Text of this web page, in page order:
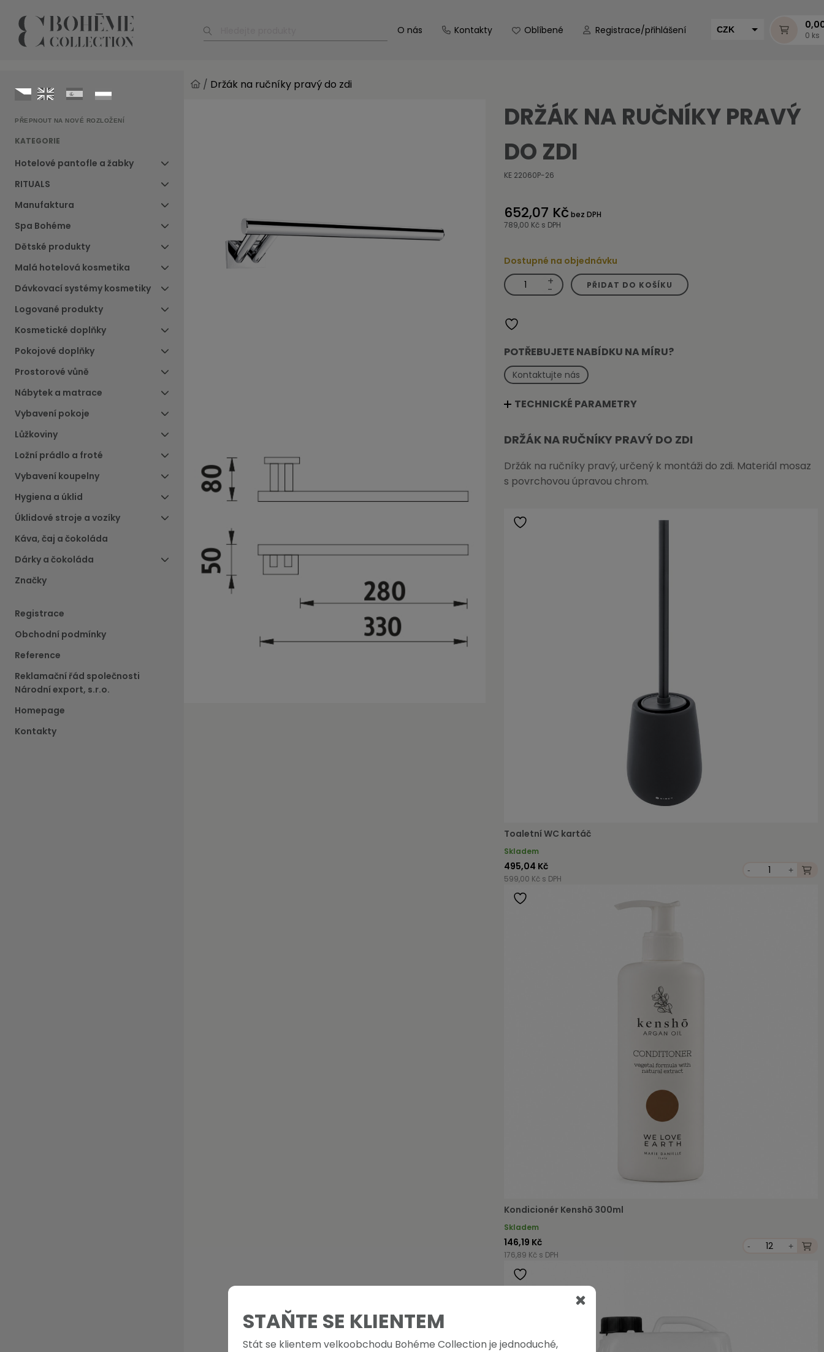
O nás Kontakty Oblíbené Registrace/přihlášení CZK
0 ks
PŘEPNOUT NA NOVÉ ROZLOŽENÍ
KATEGORIE
Hotelové pantofle a žabky
RITUALS
Manufaktura
Spa Bohéme
Dětské produkty
Malá hotelová kosmetika
Dávkovací systémy kosmetiky
Logované produkty
Kosmetické doplňky
Pokojové doplňky
Prostorové vůně
Nábytek a matrace
Vybavení pokoje
Lůžkoviny
Ložní prádlo a froté
Vybavení koupelny
Hygiena a úklid
Úklidové stroje a vozíky
Káva, čaj a čokoláda
Dárky a čokoláda
Značky
Registrace
Obchodní podmínky
Reference
Reklamační řád společnosti
Národní export, s.r.o.
Homepage
Kontakty
/ Držák na ručníky pravý do zdi
DRŽÁK NA RUČNÍKY PRAVÝ
DO ZDI
KE 22060P-26
652,07 Kč bez DPH
789,00 Kč s DPH
Dostupné na objednávku
Držák
na
ručníky
zdi
množství
+
- PŘIDAT DO KOŠÍKU
POTŘEBUJETE NABÍDKU NA MÍRU?
Kontaktujte nás
TECHNICKÉ PARAMETRY
DRŽÁK NA RUČNÍKY PRAVÝ DO ZDI
Držák na ručníky pravý, určený k montáži do zdi. Materiál mosaz
s povrchovou úpravou chrom.
Toaletní WC kartáč
Skladem
495,04 Kč
599,00 Kč s DPH
- +
Kondicionér Kenshō 300ml
Skladem
146,19 Kč
176,89 Kč s DPH
- +
STAŇTE SE KLIENTEM
Stát se klientem velkoobchodu Bohéme Collection je jednoduché,